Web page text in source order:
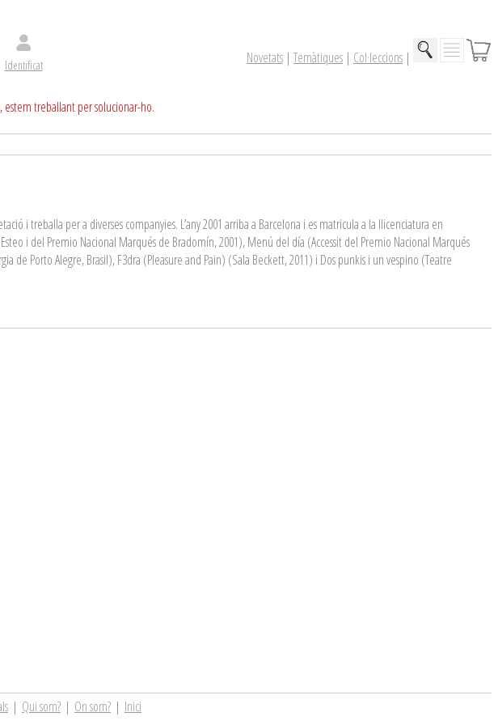
Identificat Novetats | Temàtiques | Col·leccions |
estem treballant per solucionar-ho.
i treballa per a diverses companyies. L’any 2001 arriba a Barcelona i es matricula a la llicenciatura en
i del Premio Nacional Marqués de Bradomín, 2001), Menú del día (Accessit del Premio Nacional Marqués
Porto Alegre, Brasil), F3dra (Pleasure and Pain) (Sala Beckett, 2011) i Dos punkis i un vespino (Teatre
| Qui som? | On som? | Inici